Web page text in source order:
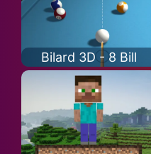
Bilard 3D - 8 Bill